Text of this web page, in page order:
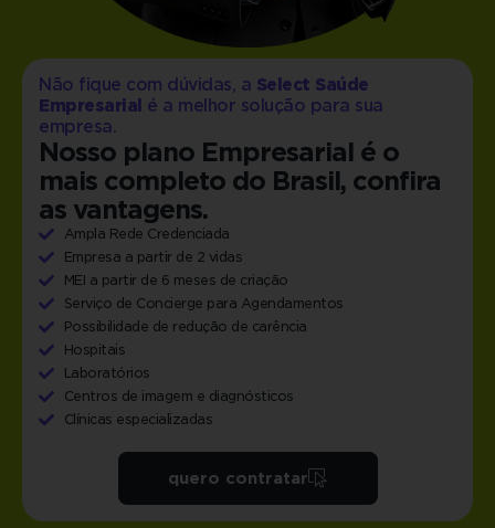
Não fique com dúvidas, a Select Saúde
Empresarial é a melhor solução para sua
empresa.
Nosso plano Empresarial é o
mais completo do Brasil, confira
as vantagens.
Ampla Rede Credenciada
Empresa a partir de 2 vidas
MEI a partir de 6 meses de criação
Serviço de Concierge para Agendamentos
Possibilidade de redução de carência
Hospitais
Laboratórios
Centros de imagem e diagnósticos
Clínicas especializadas
quero contratar